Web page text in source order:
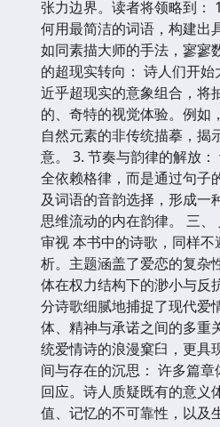
张力边界。读者将领略到：
何用最简洁的词语，构建出
如同素描大师的手法，寥寥
的超现实转向： 诗人们开
近乎超现实的意象组合，将
的、奇特的视觉体验。例如
自然元素的非传统描摹，揭
意。 3. 节奏与韵律的解放
全依赖格律，而是通过句子
及词语的音韵选择，形成一
思维流动的内在韵律。 三
审视 本书中的诗歌，同样
析。主题涵盖了爱恋的复杂
体在权力结构下的渺小与反
分诗歌细腻地捕捉了现代爱
体、精神与承诺之间的多重
统爱情诗的浪漫窠臼，更具
间与存在的沉思： 许多篇章
回应。诗人质疑既有的意义
值、记忆的不可靠性，以及